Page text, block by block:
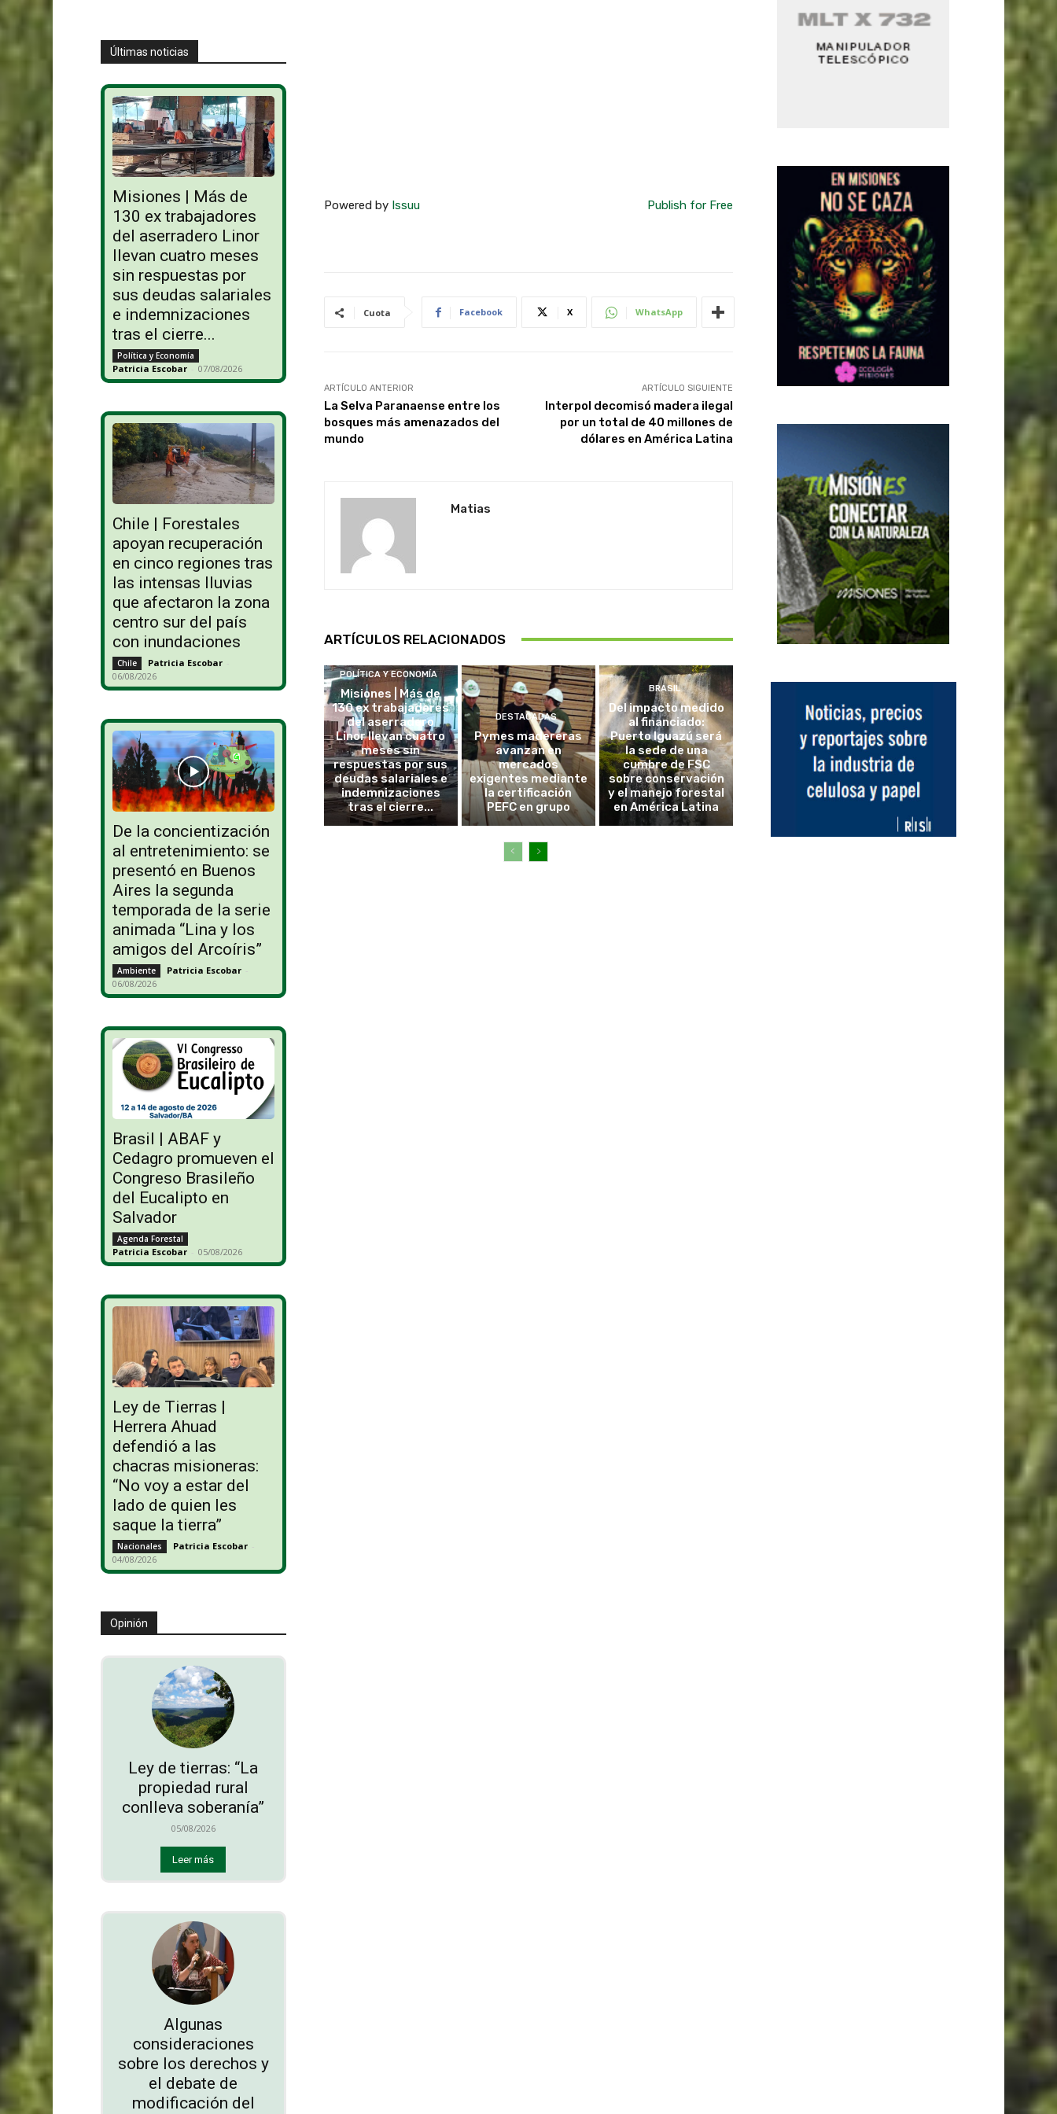
Últimas noticias
Misiones | Más de
130 ex trabajadores
del aserradero Linor
llevan cuatro meses
sin respuestas por
sus deudas salariales
e indemnizaciones
tras el cierre...
Política y Economía
Patricia Escobar - 07/08/2026
Chile | Forestales
apoyan recuperación
en cinco regiones tras
las intensas lluvias
que afectaron la zona
centro sur del país
con inundaciones
Chile Patricia Escobar -
06/08/2026
De la concientización
al entretenimiento: se
presentó en Buenos
Aires la segunda
temporada de la serie
animada “Lina y los
amigos del Arcoíris”
Ambiente Patricia Escobar -
06/08/2026
Brasil | ABAF y
Cedagro promueven el
Congreso Brasileño
del Eucalipto en
Salvador
Agenda Forestal
Patricia Escobar - 05/08/2026
Ley de Tierras |
Herrera Ahuad
defendió a las
chacras misioneras:
“No voy a estar del
lado de quien les
saque la tierra”
Nacionales Patricia Escobar -
04/08/2026
Opinión
Ley de tierras: “La
propiedad rural
conlleva soberanía”
05/08/2026
Leer más
Algunas
consideraciones
sobre los derechos y
el debate de
modificación del
Powered by Issuu Publish for Free
Cuota Facebook X WhatsApp
ARTÍCULO ANTERIOR
La Selva Paranaense entre los
bosques más amenazados del
mundo
ARTÍCULO SIGUIENTE
Interpol decomisó madera ilegal
por un total de 40 millones de
dólares en América Latina
Matias
ARTÍCULOS RELACIONADOS
POLÍTICA Y ECONOMÍA
Misiones | Más de
130 ex trabajadores
del aserradero
Linor llevan cuatro
meses sin
respuestas por sus
deudas salariales e
indemnizaciones
tras el cierre...
DESTACADAS
Pymes madereras
avanzan en
mercados
exigentes mediante
la certificación
PEFC en grupo
BRASIL
Del impacto medido
al financiado:
Puerto Iguazú será
la sede de una
cumbre de FSC
sobre conservación
y el manejo forestal
en América Latina